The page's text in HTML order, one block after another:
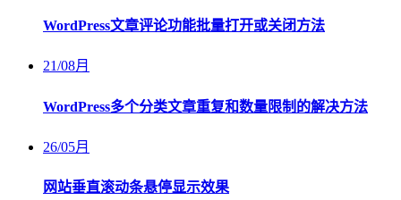
WordPress文章评论功能批量打开或关闭方法
21/08月
WordPress多个分类文章重复和数量限制的解决方法
26/05月
网站垂直滚动条悬停显示效果